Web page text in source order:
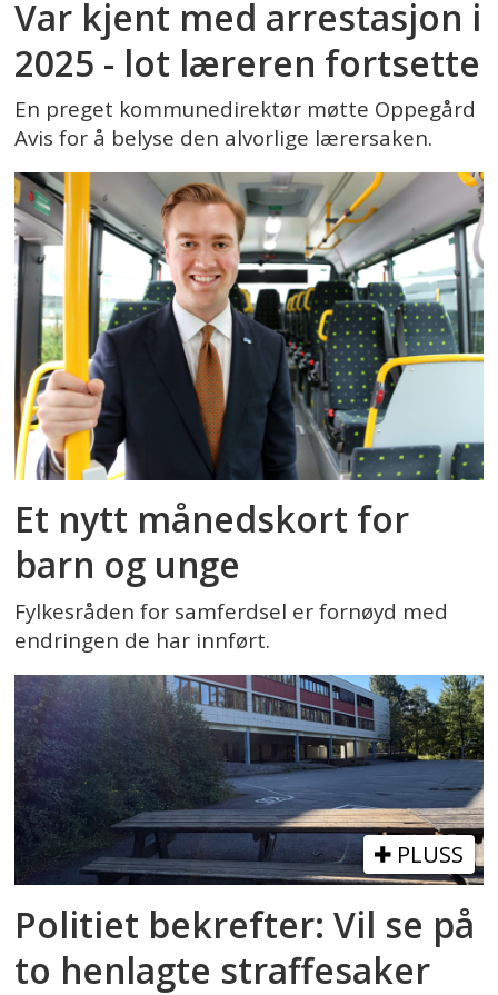
Var kjent med arrestasjon i
2025 - lot læreren fortsette
En preget kommunedirektør møtte Oppegård
Avis for å belyse den alvorlige lærersaken.
Et nytt månedskort for
barn og unge
Fylkesråden for samferdsel er fornøyd med
endringen de har innført.
PLUSS
Politiet bekrefter: Vil se på
to henlagte straffesaker